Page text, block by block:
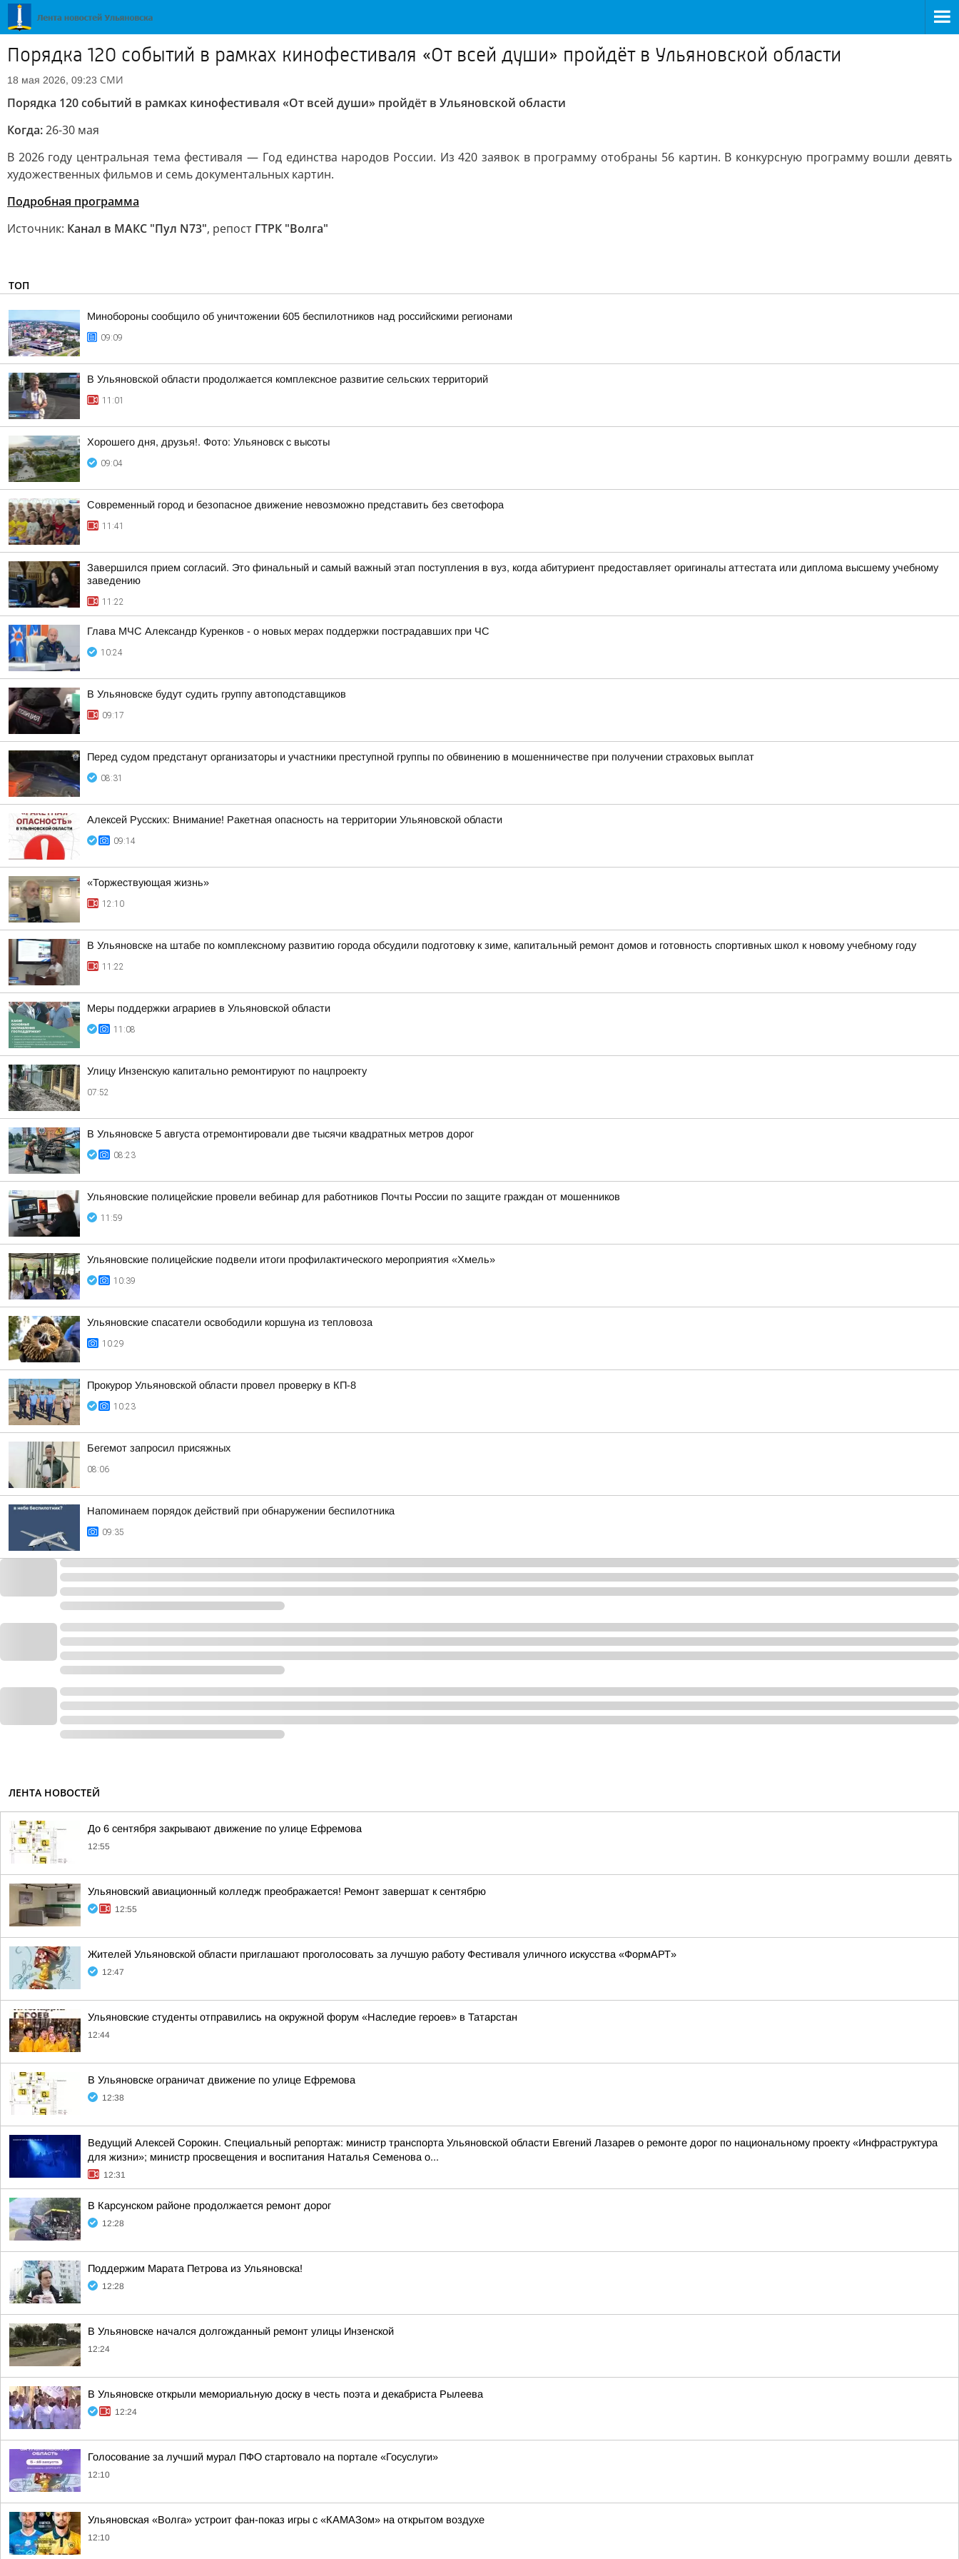
Порядка 120 событий в рамках кинофестиваля «От всей души» пройдёт в Ульяновской области
18 мая 2026, 09:23 СМИ
Порядка 120 событий в рамках кинофестиваля «От всей души» пройдёт в Ульяновской области
Когда:26-30 мая
В 2026 году центральная тема фестиваля — Год единства народов России. Из 420 заявок в программу отобраны 56 картин. В конкурсную программу вошли девять
художественных фильмов и семь документальных картин.
Подробная программа
Источник: Канал в МАКС "Пул N73", репост ГТРК "Волга"
ТОП
Минобороны сообщило об уничтожении 605 беспилотников над российскими регионами
09:09
В Ульяновской области продолжается комплексное развитие сельских территорий
11:01
Хорошего дня, друзья!. Фото: Ульяновск с высоты
09:04
Современный город и безопасное движение невозможно представить без светофора
11:41
Завершился прием согласий. Это финальный и самый важный этап поступления в вуз, когда абитуриент предоставляет оригиналы аттестата или диплома высшему учебному
заведению
11:22
Глава МЧС Александр Куренков - о новых мерах поддержки пострадавших при ЧС
10:24
В Ульяновске будут судить группу автоподставщиков
09:17
Перед судом предстанут организаторы и участники преступной группы по обвинению в мошенничестве при получении страховых выплат
08:31
Алексей Русских: Внимание! Ракетная опасность на территории Ульяновской области
09:14
«Торжествующая жизнь»
12:10
В Ульяновске на штабе по комплексному развитию города обсудили подготовку к зиме, капитальный ремонт домов и готовность спортивных школ к новому учебному году
11:22
Меры поддержки аграриев в Ульяновской области
11:08
Улицу Инзенскую капитально ремонтируют по нацпроекту
07:52
В Ульяновске 5 августа отремонтировали две тысячи квадратных метров дорог
08:23
Ульяновские полицейские провели вебинар для работников Почты России по защите граждан от мошенников
11:59
Ульяновские полицейские подвели итоги профилактического мероприятия «Хмель»
10:39
Ульяновские спасатели освободили коршуна из тепловоза
10:29
Прокурор Ульяновской области провел проверку в КП-8
10:23
Бегемот запросил присяжных
08:06
Напоминаем порядок действий при обнаружении беспилотника
09:35
ЛЕНТА НОВОСТЕЙ
До 6 сентября закрывают движение по улице Ефремова
12:55
Ульяновский авиационный колледж преображается! Ремонт завершат к сентябрю
12:55
Жителей Ульяновской области приглашают проголосовать за лучшую работу Фестиваля уличного искусства «ФормАРТ»
12:47
Ульяновские студенты отправились на окружной форум «Наследие героев» в Татарстан
12:44
В Ульяновске ограничат движение по улице Ефремова
12:38
Ведущий Алексей Сорокин. Специальный репортаж: министр транспорта Ульяновской области Евгений Лазарев о ремонте дорог по национальному проекту «Инфраструктура
для жизни»; министр просвещения и воспитания Наталья Семенова о...
12:31
В Карсунском районе продолжается ремонт дорог
12:28
Поддержим Марата Петрова из Ульяновска!
12:28
В Ульяновске начался долгожданный ремонт улицы Инзенской
12:24
В Ульяновске открыли мемориальную доску в честь поэта и декабриста Рылеева
12:24
Голосование за лучший мурал ПФО стартовало на портале «Госуслуги»
12:10
Ульяновская «Волга» устроит фан-показ игры с «КАМАЗом» на открытом воздухе
12:10